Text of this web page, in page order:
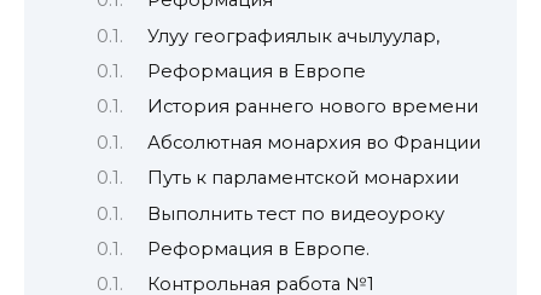
Улуу географиялык ачылуулар,
Реформация в Европе
История раннего нового времени
Абсолютная монархия во Франции
Путь к парламентской монархии
Выполнить тест по видеоуроку
Реформация в Европе.
Контрольная работа №1